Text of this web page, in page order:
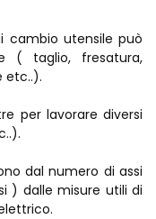
cambio utensile può
( taglio, fresatura,
etc..).
per lavorare diversi
dal numero di assi
) dalle misure utili di